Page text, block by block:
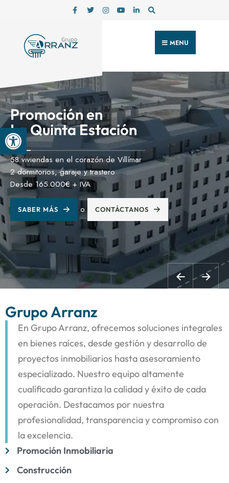
Abrir barra de herramientas
MENU
Nueva
Promoción VPO
Viviendas de VPO en Villas del Arlanzón
2 dormitorios, garaje y trastero
Desde 106.500€ + IVA
SABER MÁS o CONTÁCTANOS
Grupo Arranz
En Grupo Arranz, ofrecemos soluciones integrales
en bienes raíces, desde gestión y desarrollo de
proyectos inmobiliarios hasta asesoramiento
especializado. Nuestro equipo altamente
cualificado garantiza la calidad y éxito de cada
operación. Destacamos por nuestra
profesionalidad, transparencia y compromiso con
la excelencia.
Promoción Inmobiliaria
Construcción